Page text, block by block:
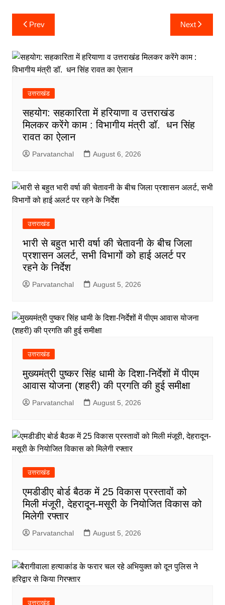
Post
navigation
Prev Next
उत्तराखंड
सहयोग: सहकारिता में हरियाणा व उत्तराखंड
मिलकर करेंगे काम : विभागीय मंत्री डॉ. धन सिंह
रावत का ऐलान
Parvatanchal August 6, 2026
उत्तराखंड
भारी से बहुत भारी वर्षा की चेतावनी के बीच जिला
प्रशासन अलर्ट, सभी विभागों को हाई अलर्ट पर
रहने के निर्देश
Parvatanchal August 5, 2026
उत्तराखंड
मुख्यमंत्री पुष्कर सिंह धामी के दिशा-निर्देशों में पीएम
आवास योजना (शहरी) की प्रगति की हुई समीक्षा
Parvatanchal August 5, 2026
उत्तराखंड
एमडीडीए बोर्ड बैठक में 25 विकास प्रस्तावों को
मिली मंजूरी, देहरादून-मसूरी के नियोजित विकास को
मिलेगी रफ्तार
Parvatanchal August 5, 2026
उत्तराखंड